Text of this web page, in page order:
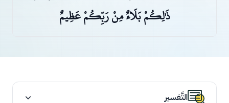
ذَٰلِكُمْ بَلَاءٌ مِنْ رَبِّكُمْ عَظِيمٌ
التَّفسير